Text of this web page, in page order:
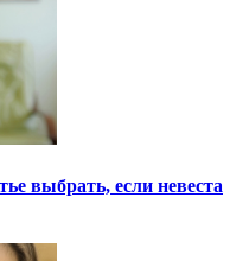
выбрать, если невеста